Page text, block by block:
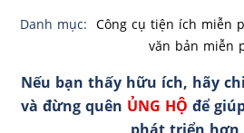
Danh mục: Công cụ tiện ích miễn
văn bản miễn
Nếu bạn thấy hữu ích, hãy
và đừng quên ỦNG HỘ để